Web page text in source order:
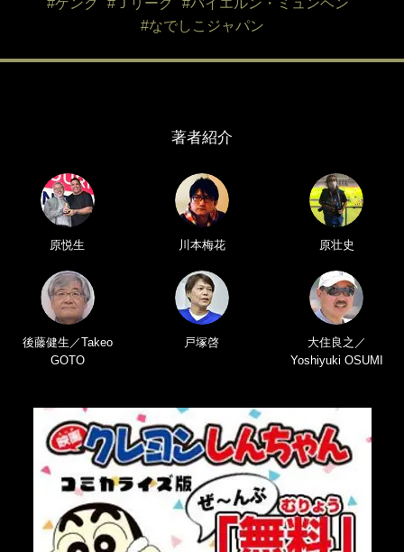
#なでしこジャパン
著者紹介
原悦生 川本梅花 原壮史
後藤健生／Takeo
GOTO
戸塚啓
大住良之／
Yoshiyuki OSUMI